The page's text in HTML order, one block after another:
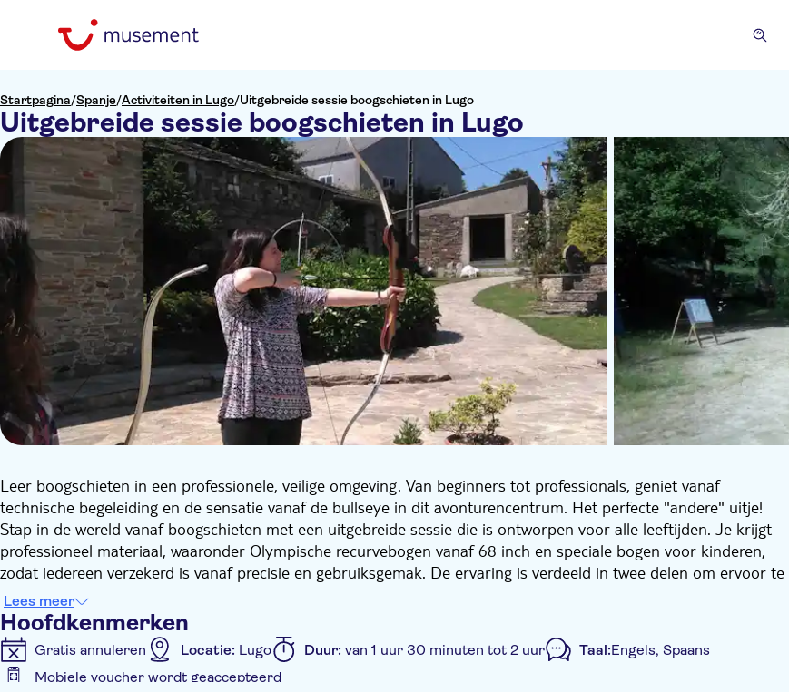
Startpagina/Spanje/Activiteiten in Lugo/Uitgebreide sessie boogschieten in Lugo
Uitgebreide sessie boogschieten in Lugo
Leer boogschieten in een professionele, veilige omgeving. Van beginners tot professionals, geniet vanaf
technische begeleiding en de sensatie vanaf de bullseye in dit avonturencentrum. Het perfecte "andere" uitje!
Stap in de wereld vanaf boogschieten met een uitgebreide sessie die is ontworpen voor alle leeftijden. Je krijgt
professioneel materiaal, waaronder Olympische recurvebogen vanaf 68 inch en speciale bogen voor kinderen,
zodat iedereen verzekerd is vanaf precisie en gebruiksgemak. De ervaring is verdeeld in twee delen om ervoor te
zorgen dat je het meeste buiten je bezoek haalt. Het eerste deel is de theoriesessie, waar je de grondbeginselen
leert volgens de officiële handleiding vanaf de FITA (International Archery Federation). De nadruk ligt op
veiligheid, lichaamshouding en richttechnieken. De tweede is de oefensessie, waarbij je je vaardigheden op de
proef stelt op de professionele doelen. Aan je comfort wordt prioriteit gegeven door het verstrekken vanaf alle
benodigde veiligheidsuitrusting, waaronder armbeschermers en vingerlipjes.
Lees meer
Hoofdkenmerken
Gratis annuleren Locatie: Lugo Duur: van 1 uur 30 minuten tot 2 uur Taal:Engels, Spaans
Mobiele voucher wordt geaccepteerd